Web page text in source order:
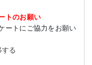
トのお願い
ートにご協力をお願い
る